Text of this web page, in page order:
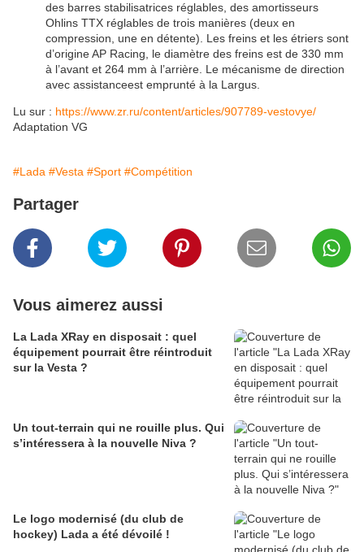
des barres stabilisatrices réglables, des amortisseurs
Ohlins TTX réglables de trois manières (deux en
compression, une en détente). Les freins et les étriers sont
d’origine AP Racing, le diamètre des freins est de 330 mm
à l’avant et 264 mm à l’arrière. Le mécanisme de direction
avec assistanceest emprunté à la Largus.
Lu sur : https://www.zr.ru/content/articles/907789-vestovye/
Adaptation VG
#Lada #Vesta #Sport #Compétition
Partager
Vous aimerez aussi
La Lada XRay en disposait : quel
équipement pourrait être réintroduit
sur la Vesta ?
Un tout-terrain qui ne rouille plus. Qui
s’intéressera à la nouvelle Niva ?
Le logo modernisé (du club de
hockey) Lada a été dévoilé !